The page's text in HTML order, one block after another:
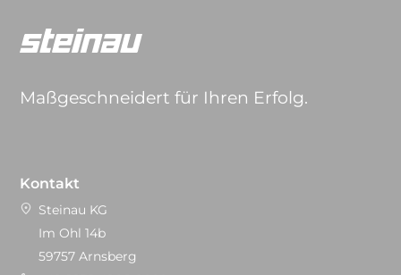
Maßgeschneidert für Ihren Erfolg.
Kontakt
Steinau KG
Im Ohl 14b
59757 Arnsberg